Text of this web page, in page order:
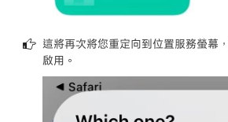
這將再次將您重定向到位置服務螢幕
啟用。